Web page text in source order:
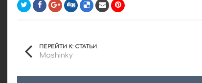
ПЕРЕЙТИ К: СТАТЬИ
Mashinky